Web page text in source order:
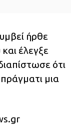
ήρθε
έλεγξε
ότι
μια